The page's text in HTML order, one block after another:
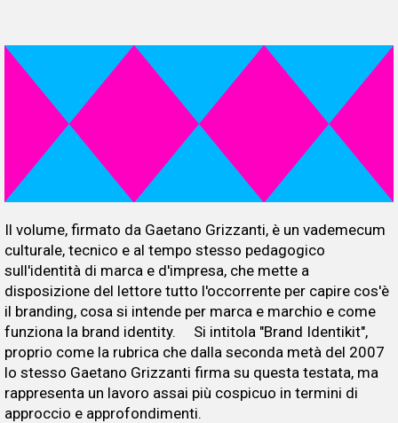
Il volume, firmato da Gaetano Grizzanti, è un vademecum
culturale, tecnico e al tempo stesso pedagogico
sull'identità di marca e d'impresa, che mette a
disposizione del lettore tutto l'occorrente per capire cos'è
il branding, cosa si intende per marca e marchio e come
funziona la brand identity. Si intitola "Brand Identikit",
proprio come la rubrica che dalla seconda metà del 2007
lo stesso Gaetano Grizzanti firma su questa testata, ma
rappresenta un lavoro assai più cospicuo in termini di
approccio e approfondimenti.